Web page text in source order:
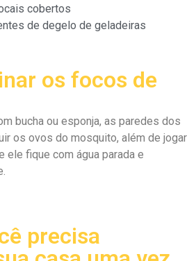
cobertos
de degelo de geladeiras
os focos de
bucha ou esponja, as paredes dos
os ovos do mosquito, além de jogar
ele fique com água parada e
precisa